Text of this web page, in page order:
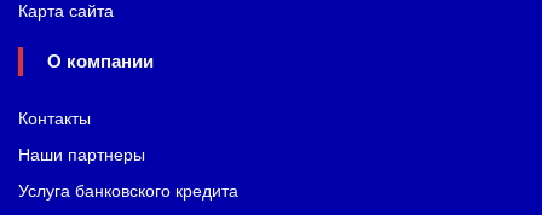
Карта сайта
О компании
Контакты
Наши партнеры
Услуга банковского кредита